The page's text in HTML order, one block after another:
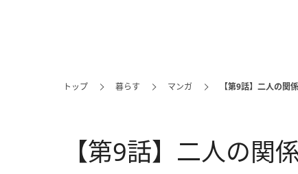
トップ 暮らす マンガ 【第9話】二人の関
【第9話】二人の関